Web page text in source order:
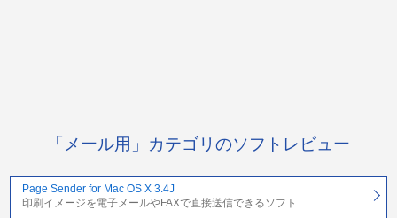
「メール用」カテゴリのソフトレビュー
Page Sender for Mac OS X 3.4J
印刷イメージを電子メールやFAXで直接送信できるソフト